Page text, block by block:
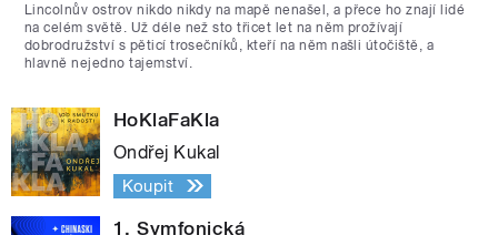
Lincolnův ostrov nikdo nikdy na mapě nenašel, a přece ho znají lidé
na celém světě. Už déle než sto třicet let na něm prožívají
dobrodružství s pěticí trosečníků, kteří na něm našli útočiště, a
hlavně nejedno tajemství.
HoKlaFaKla
Ondřej Kukal
Koupit
1. Symfonická